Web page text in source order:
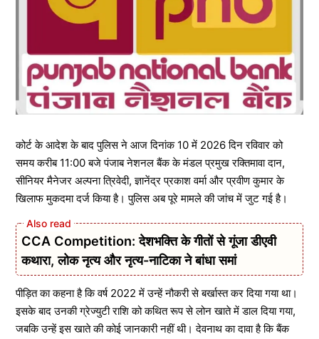
कोर्ट के आदेश के बाद पुलिस ने आज दिनांक 10 में 2026 दिन रविवार को
समय करीब 11:00 बजे पंजाब नेशनल बैंक के मंडल प्रमुख रक्तिमावा दान,
सीनियर मैनेजर अल्पना त्रिवेदी, ज्ञानेंद्र प्रकाश वर्मा और प्रवीण कुमार के
खिलाफ मुकदमा दर्ज किया है। पुलिस अब पूरे मामले की जांच में जुट गई है।
CCA Competition: देशभक्ति के गीतों से गूंजा डीएवी
कथारा, लोक नृत्य और नृत्य-नाटिका ने बांधा समां
पीड़ित का कहना है कि वर्ष 2022 में उन्हें नौकरी से बर्खास्त कर दिया गया था।
इसके बाद उनकी ग्रेज्युटी राशि को कथित रूप से लोन खाते में डाल दिया गया,
जबकि उन्हें इस खाते की कोई जानकारी नहीं थी। देवनाथ का दावा है कि बैंक